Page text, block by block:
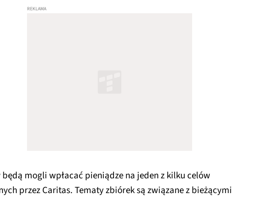
mogli wpłacać pieniądze na jeden z kilku celów
przez Caritas. Tematy zbiórek są związane z bieżącymi